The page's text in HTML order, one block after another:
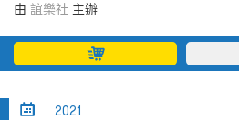
條款及細則
EN
由 誼樂社 主辦
2021